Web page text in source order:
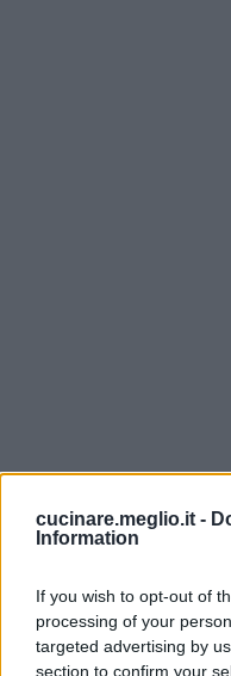
cucinare.meglio.it -
Information
If you wish to opt-out of
processing of your
targeted advertising by
section to confirm your